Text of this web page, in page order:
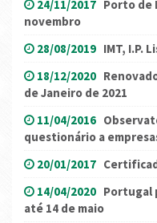
24/11/2017 Porto de
novembro
28/08/2019 IMT, I.P.
18/12/2020
de Janeiro de 2021
11/04/2016
questionário a
20/01/2017
14/04/2020 Portugal
até 14 de maio